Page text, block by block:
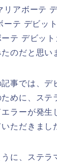
リアボーテ
ーテ デビッ
ーテ デビッ
のだと思い
事では、デ
めに、ステ
ラーが発生
ただきまし
に、ステラ